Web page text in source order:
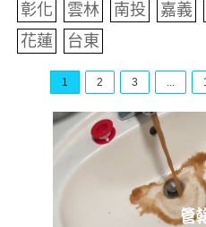
彰化
雲林 南投 嘉義
花蓮
台東
1 2 3 ...